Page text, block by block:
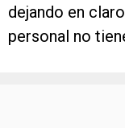
dejando en
personal no